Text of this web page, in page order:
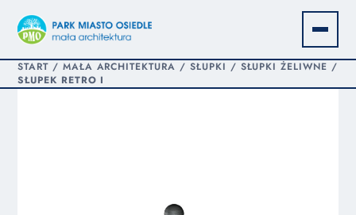
START/ MAŁA ARCHITEKTURA / SŁUPKI / SŁUPKI ŻELIWNE /
SŁUPEK RETRO I